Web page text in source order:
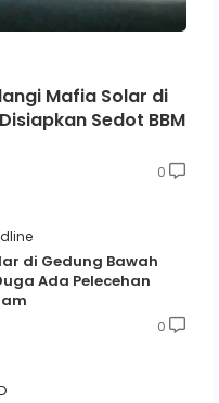
Mafia Solar di
Sedot BBM
0
di Gedung Bawah
Ada Pelecehan
0